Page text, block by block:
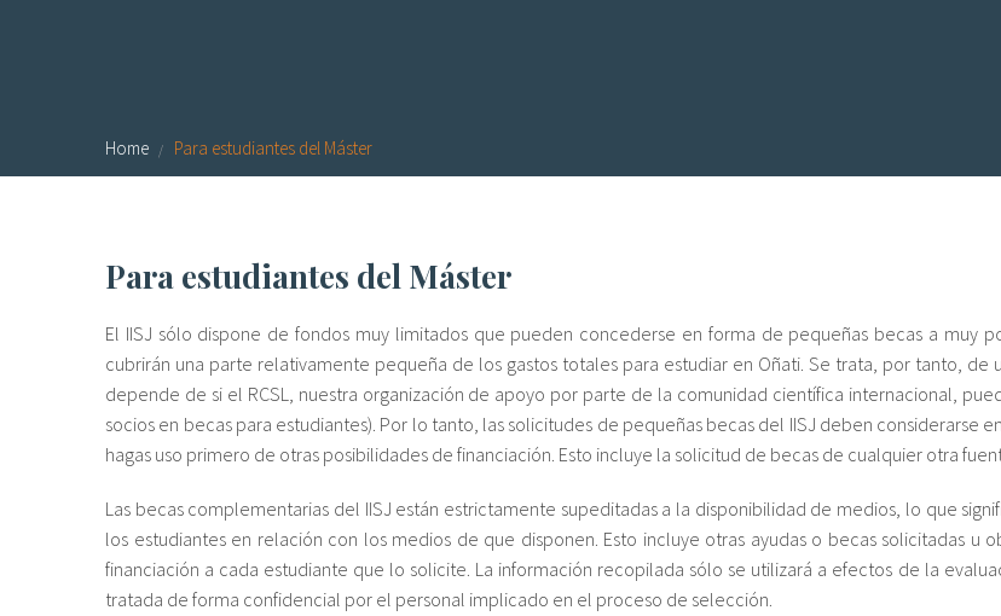
Home Para estudiantes del Máster
Para estudiantes del Máster
El IISJ sólo dispone de fondos muy limitados que pueden concederse en forma de pequeñas becas a muy
cubrirán una parte relativamente pequeña de los gastos totales para estudiar en Oñati. Se trata, por tanto,
depende de si el RCSL, nuestra organización de apoyo por parte de la comunidad científica internacional,
socios en becas para estudiantes). Por lo tanto, las solicitudes de pequeñas becas del IISJ deben considerarse
hagas uso primero de otras posibilidades de financiación. Esto incluye la solicitud de becas de cualquier otra
Las becas complementarias del IISJ están estrictamente supeditadas a la disponibilidad de medios, lo que
los estudiantes en relación con los medios de que disponen. Esto incluye otras ayudas o becas solicitadas u
financiación a cada estudiante que lo solicite. La información recopilada sólo se utilizará a efectos de la
tratada de forma confidencial por el personal implicado en el proceso de selección.